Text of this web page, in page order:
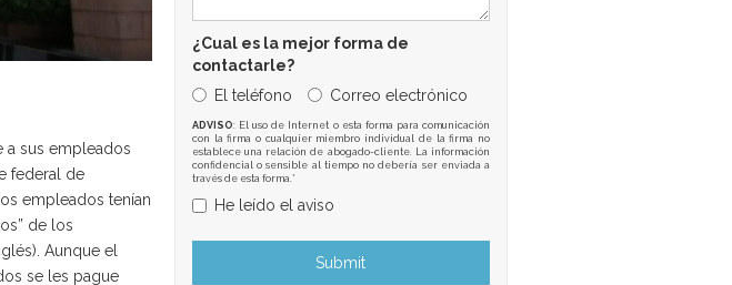
a sus empleados
federal de
empleados tenían
de los
Aunque el
se les pague
¿Cual es la mejor forma de
contactarle?
El teléfono
Correo electrónico
ADVISO: El uso de Internet o esta forma para comunicación
con la firma o cualquier miembro individual de la firma no
establece una relación de abogado-cliente. La información
confidencial o sensible al tiempo no debería ser enviada a
través de esta forma.*
He leído el aviso